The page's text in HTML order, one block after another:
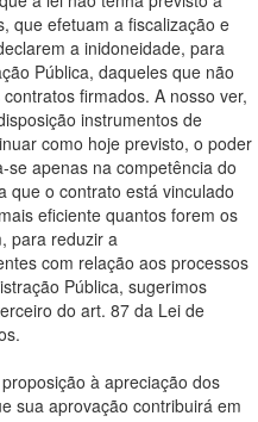
que efetuam a fiscalização e
a inidoneidade, para
Pública, daqueles que não
firmados. A nosso ver,
instrumentos de
como hoje previsto, o poder
apenas na competência do
que o contrato está vinculado
eficiente quantos forem os
para reduzir a
com relação aos processos
Pública, sugerimos
do art. 87 da Lei de
à apreciação dos
sua aprovação contribuirá em